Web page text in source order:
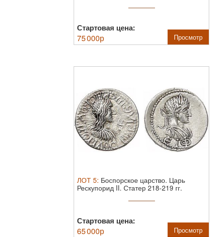
Стартовая цена:
75 000р Просмотр
ЛОТ 5: Боспорское царство. Царь
Рескупорид II. Статер 218-219 гг.
Стартовая цена:
65 000р Просмотр